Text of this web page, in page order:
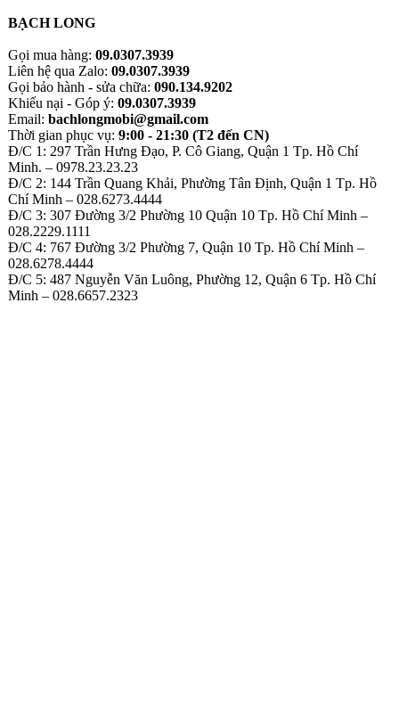
BẠCH LONG
Gọi mua hàng: 09.0307.3939
Liên hệ qua Zalo: 09.0307.3939
Gọi bảo hành - sửa chữa: 090.134.9202
Khiếu nại - Góp ý: 09.0307.3939
Email: bachlongmobi@gmail.com
Thời gian phục vụ: 9:00 - 21:30 (T2 đến CN)
Đ/C 1: 297 Trần Hưng Đạo, P. Cô Giang, Quận 1 Tp. Hồ Chí
Minh. – 0978.23.23.23
Đ/C 2: 144 Trần Quang Khải, Phường Tân Định, Quận 1 Tp. Hồ
Chí Minh – 028.6273.4444
Đ/C 3: 307 Đường 3/2 Phường 10 Quận 10 Tp. Hồ Chí Minh –
028.2229.1111
Đ/C 4: 767 Đường 3/2 Phường 7, Quận 10 Tp. Hồ Chí Minh –
028.6278.4444
Đ/C 5: 487 Nguyễn Văn Luông, Phường 12, Quận 6 Tp. Hồ Chí
Minh – 028.6657.2323